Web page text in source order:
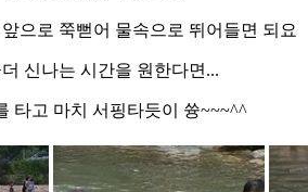
으로 쭉뻗어 물속으로 뛰어들면 되요
신나는 시간을 원한다면...
타고 마치 서핑타듯이 쓩~~~^^